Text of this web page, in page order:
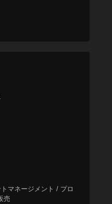
マネージメント / プロ
売